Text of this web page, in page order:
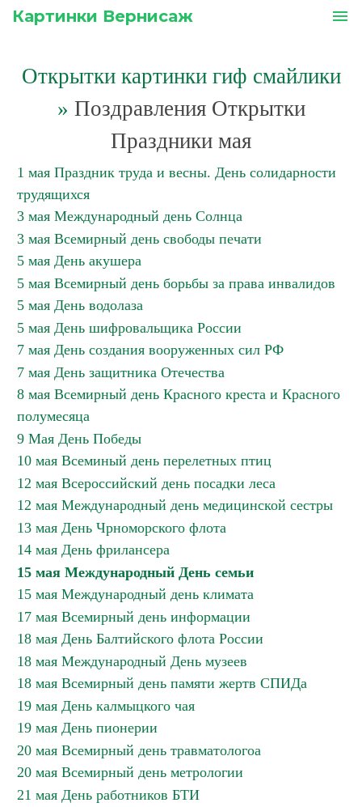
Картинки Вернисаж menu
Открытки картинки гиф смайлики
» Поздравления Открытки
Праздники мая
1 мая Праздник труда и весны. День солидарности
трудящихся
3 мая Международный день Солнца
3 мая Всемирный день свободы печати
5 мая День акушера
5 мая Всемирный день борьбы за права инвалидов
5 мая День водолаза
5 мая День шифровальщика России
7 мая День создания вооруженных сил РФ
7 мая День защитника Отечества
8 мая Всемирный день Красного креста и Красного
полумесяца
9 Мая День Победы
10 мая Всеминый день перелетных птиц
12 мая Всероссийский день посадки леса
12 мая Международный день медицинской сестры
13 мая День Чрноморского флота
14 мая День фрилансера
15 мая Международный День семьи
15 мая Международный день климата
17 мая Всемирный день информации
18 мая День Балтийского флота России
18 мая Международный День музеев
18 мая Всемирный день памяти жертв СПИДа
19 мая День калмыцкого чая
19 мая День пионерии
20 мая Всемирный день травматологоа
20 мая Всемирный день метрологии
21 мая День работников БТИ